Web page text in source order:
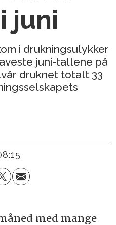
juni
i drukningsulykker
juni-tallene på
druknet totalt 33
med mange